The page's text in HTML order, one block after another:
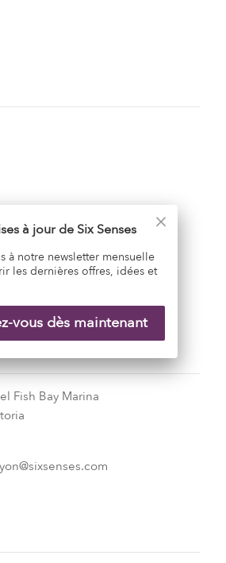
Fish Bay Marina
à jour de Six Senses
à notre newsletter mensuelle
les dernières offres, idées et
vous dès maintenant